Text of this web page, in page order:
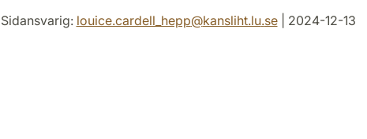
Sidansvarig: louice.cardell_hepp@kansliht.lu.se| 2024-12-13